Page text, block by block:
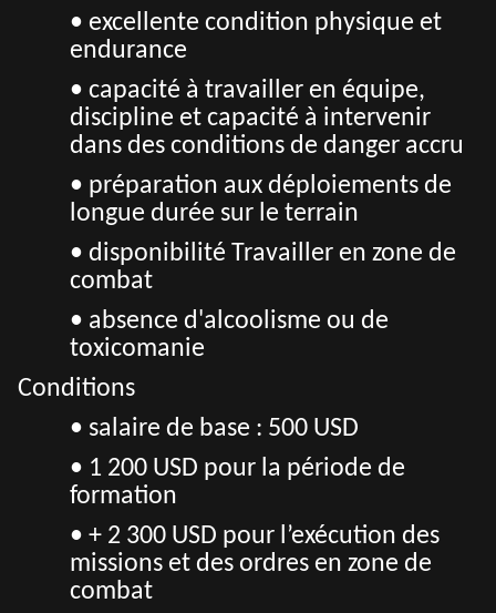
• excellente condition physique et
endurance
• capacité à travailler en équipe,
discipline et capacité à intervenir
dans des conditions de danger accru
• préparation aux déploiements de
longue durée sur le terrain
• disponibilité Travailler en zone de
combat
• absence d'alcoolisme ou de
toxicomanie
Conditions
• salaire de base : 500 USD
• 1 200 USD pour la période de
formation
• + 2 300 USD pour l’exécution des
missions et des ordres en zone de
combat